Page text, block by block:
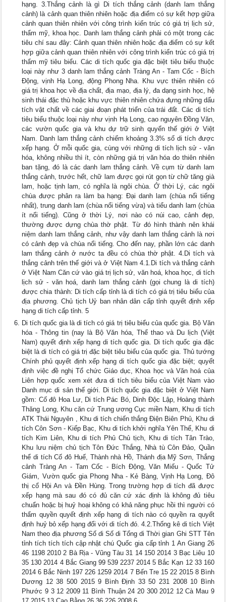
hạng. 3.Thắng cảnh là gì Di tích thắng cảnh (danh lam thắng
cảnh) là cảnh quan thiên nhiên hoặc địa điểm có sự kết hợp giữa
cảnh quan thiên nhiên với công trình kiến trúc có giá trị lịch sử,
thẩm mỹ, khoa học. Danh lam thắng cảnh phải có một trong các
tiêu chí sau đây: Cảnh quan thiên nhiên hoặc địa điểm có sự kết
hợp giữa cảnh quan thiên nhiên với công trình kiến trúc có giá trị
thẩm mỹ tiêu biểu. Các di tích quốc gia đặc biệt tiêu biểu thuộc
loại này như 3 danh lam thắng cảnh Tràng An - Tam Cốc - Bích
Động, vịnh Hạ Long, động Phong Nha. Khu vực thiên nhiên có
giá trị khoa học về địa chất, địa mạo, địa lý, đa dạng sinh học, hệ
sinh thái đặc thù hoặc khu vực thiên nhiên chứa đựng những dấu
tích vật chất về các giai đoạn phát triển của trái đất. Các di tích
tiêu biểu thuộc loại này như vịnh Hạ Long, cao nguyên Đồng Văn,
các vườn quốc gia và khu dự trữ sinh quyển thế giới ở Việt
Nam. Danh lam thắng cảnh chiếm khoảng 3.3% số di tích được
xếp hạng. Ở mỗi quốc gia, cùng với những di tích lịch sử - văn
hóa, không nhiều thì ít, còn những giá trị văn hóa do thiên nhiên
ban tặng, đó là các danh lam thắng cảnh. Về cụm từ danh lam
thắng cảnh, trước hết, chữ lam được gọi rút gọn từ chữ tăng già
lam, hoặc tịnh lam, có nghĩa là ngôi chùa. Ở thời Lý, các ngôi
chùa được phân ra làm ba hạng: Đại danh lam (chùa nổi tiếng
nhất), trung danh lam (chùa nổi tiếng vừa) và tiểu danh lam (chùa
ít nổi tiếng). Cũng ở thời Lý, nơi nào có núi cao, cảnh đẹp,
thường được dựng chùa thờ phật. Từ đó hình thành nên khái
niệm danh lam thắng cảnh, như vậy danh lam thắng cảnh là nơi
có cảnh đẹp và chùa nổi tiếng. Cho đến nay, phần lớn các danh
lam thắng cảnh ở nước ta đều có chùa thờ phật. 4.Di tích và
thắng cảnh trên thế giới và ở Việt Nam 4.1.Di tích và thắng cảnh
ở Việt Nam Căn cứ vào giá trị lịch sử, văn hoá, khoa học, di tích
lịch sử - văn hoá, danh lam thắng cảnh (gọi chung là di tích)
được chia thành: Di tích cấp tỉnh là di tích có giá trị tiêu biểu của
địa phương. Chủ tịch Uỷ ban nhân dân cấp tỉnh quyết định xếp
hạng di tích cấp tỉnh. 5
Di tích quốc gia là di tích có giá trị tiêu biểu của quốc gia. Bộ Văn
hóa - Thông tin (nay là Bộ Văn hóa, Thể thao và Du lịch (Việt
Nam) quyết định xếp hạng di tích quốc gia. Di tích quốc gia đặc
biệt là di tích có giá trị đặc biệt tiêu biểu của quốc gia. Thủ tướng
Chính phủ quyết định xếp hạng di tích quốc gia đặc biệt; quyết
định việc đề nghị Tổ chức Giáo dục, Khoa học và Văn hoá của
Liên hợp quốc xem xét đưa di tích tiêu biểu của Việt Nam vào
Danh mục di sản thế giới. Di tích quốc gia đặc biệt ở Việt Nam
gồm: Cố đô Hoa Lư, Di tích Pác Bó, Dinh Độc Lập, Hoàng thành
Thăng Long, Khu căn cứ Trung ương Cục miền Nam, Khu di tích
ATK Thái Nguyên , Khu di tích chiến thắng Điện Biên Phủ, Khu di
tích Côn Sơn - Kiếp Bạc, Khu di tích khởi nghĩa Yên Thế, Khu di
tích Kim Liên, Khu di tích Phủ Chủ tịch, Khu di tích Tân Trào,
Khu lưu niệm chủ tịch Tôn Đức Thắng, Nhà tù Côn Đảo, Quần
thể di tích Cố đô Huế, Thành nhà Hồ, Thánh địa Mỹ Sơn, Thắng
cảnh Tràng An - Tam Cốc - Bích Động, Văn Miếu - Quốc Tử
Giám, Vườn quốc gia Phong Nha - Kẻ Bàng, Vịnh Hạ Long, Đô
thị cổ Hội An và Đền Hùng. Trong trường hợp di tích đã được
xếp hạng mà sau đó có đủ căn cứ xác định là không đủ tiêu
chuẩn hoặc bị huỷ hoại không có khả năng phục hồi thì người có
thẩm quyền quyết định xếp hạng di tích nào có quyền ra quyết
định huỷ bỏ xếp hạng đối với di tích đó. 4.2.Thống kê di tích Việt
Nam theo địa phương Số di Số di Tổng di Thời gian Ghi STT Tên
tỉnh tích tích tích cập nhật chú Quốc gia cấp tỉnh 1 An Giang 26
46 1198 2010 2 Bà Rịa - Vũng Tàu 31 14 150 2014 3 Bạc Liêu 10
35 130 2014 4 Bắc Giang 99 539 2237 2014 5 Bắc Kạn 12 33 160
2014 6 Bắc Ninh 197 226 1259 2014 7 Bến Tre 15 22 2015 8 Bình
Dương 12 38 500 2015 9 Bình Định 33 50 231 2008 10 Bình
Phước 9 3 12 2009 11 Bình Thuận 24 20 300 2012 12 Cà Mau 9